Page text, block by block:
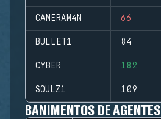
CAMERAM4N 66
BULLET1 84
CYBER 182
SOULZ1 109
BANIMENTOS DE AGENTES